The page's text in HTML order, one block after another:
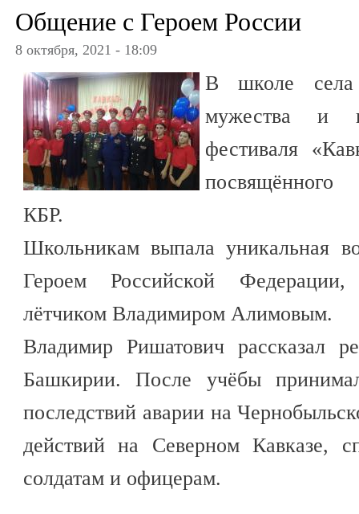
Общение с Героем России
8 октября, 2021 - 18:09
В школе
мужества и
фестиваля
посвящённого
КБР.
Школьникам выпала уникальная
Героем Российской
лётчиком Владимиром Алимовым.
Владимир Ришатович рассказал
Башкирии. После учёбы
последствий аварии на
действий на Северном Кавказе,
солдатам и офицерам.